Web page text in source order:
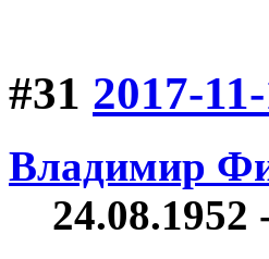
#31 2017-
Владимир
24.08.1952